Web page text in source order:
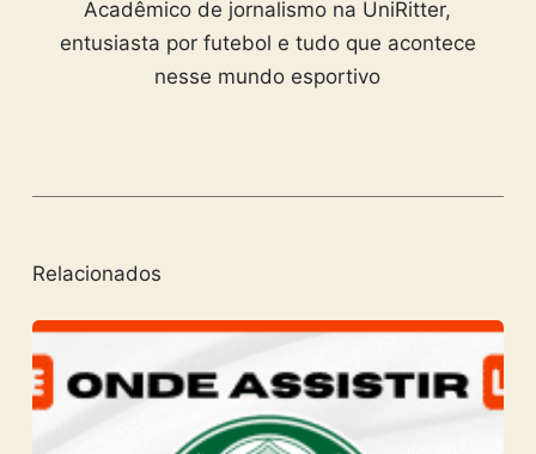
Acadêmico de jornalismo na UniRitter,
entusiasta por futebol e tudo que acontece
nesse mundo esportivo
Relacionados